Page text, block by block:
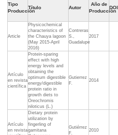
Tipo
Producción
Título Autor
Año de
Producción
DOI
Article
Physicochemical
characteristics of
the Chauya lagoon
(May 2015-April
2016)
Contreras
S.,
Guadalupe
2017
Artículo
en revista
científica
Protein-sparing
effect with high
energy levels and
obtaining the
optimum digestible
energy/digestible
protein ratio in
growth diets to
Oreochromis
niloticus (L.)
Gutierrez
F.
2014
Artículo
en revista
Dietary protein
utilization by
fingerling of
gamitana
Gutiérrez
F.
2010